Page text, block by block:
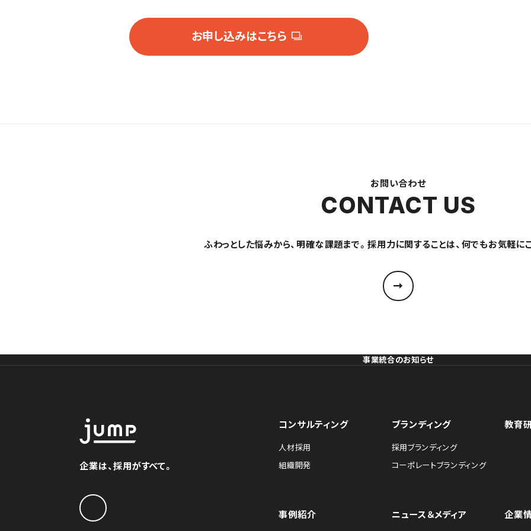
お申し込みはこちら
お問い合わせ
CONTACT US
ふわっとした悩みから、明確な課題まで。採用力に関することは、何でもお気軽に
事業統合のお知らせ
コンサルティング
人材採用
組織開発
ブランディング
採用ブランディング
コーポレートブランディング
教育
事例紹介 ニュース＆メディア 企業
企業は、採用がすべて。